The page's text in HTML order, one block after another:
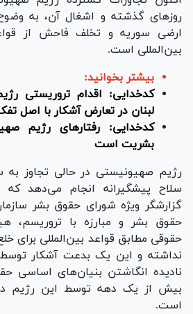
روز‌های گذشته و اشغال آن، به
ارضی سوریه و تخلف فاحش از
بین‌المللی است.
بیشتر بخوانید:
کدخدایی: اقدام تروریستی
لبنان در تعارض آشکار با اصل
کدخدایی: رفتار‌های رژیم
بشریت است
رژیم صهیونیستی در حالی تجاوز به
سلاح پیشگیرانه انجام می‌دهد
گزارشگر ویژه شورای حقوق بشر
حقوق بشر و مبارزه با تروریسم،
حقوقی مطابق قواعد بین‌المللی برای
نداشته و این یک بدعت آشکار
نادیده انگاشتن بنیان‌های اساسی
بیش از یک دهه توسط این رژیم
است.